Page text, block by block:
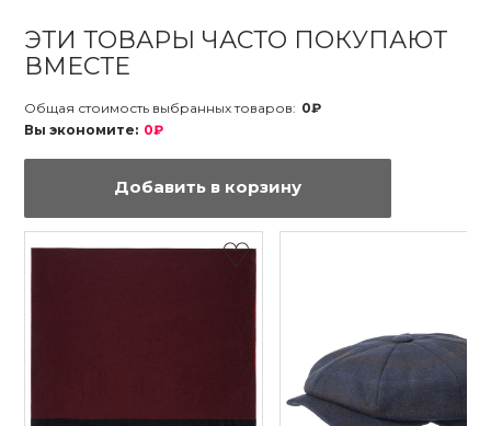
ЭТИ ТОВАРЫ ЧАСТО ПОКУПАЮТ
ВМЕСТЕ
Общая стоимость выбранных товаров: 0₽
Вы экономите: 0₽
Добавить в корзину